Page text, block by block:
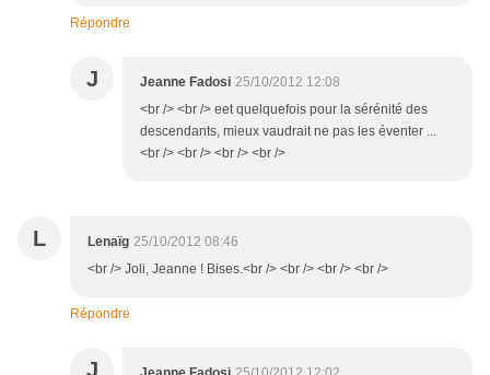
Répondre
J Jeanne Fadosi 25/10/2012 12:08
<br /> <br /> eet quelquefois pour la sérénité des
descendants, mieux vaudrait ne pas les éventer ...
<br /> <br /> <br /> <br />
L Lenaïg 25/10/2012 08:46
<br /> Joli, Jeanne ! Bises.<br /> <br /> <br /> <br />
Répondre
J